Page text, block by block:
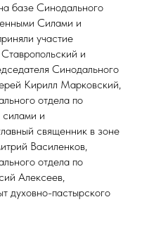
базе Синодального
Силами и
участие
и
Синодального
Кирилл Марковский,
отдела по
и
священник в зоне
Василенков,
отдела по
Алексеев,
духовно-пастырского